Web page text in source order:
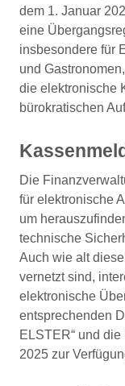
dem 1. Januar
eine
insbesondere für
und
die elektronische
bürokratischen
Die
für elektronische
um
technische
Auch wie alt
vernetzt sind,
elektronische
entsprechenden
ELSTER“ und
2025 zur